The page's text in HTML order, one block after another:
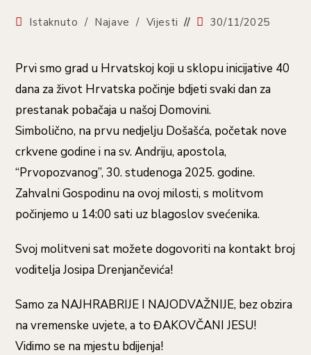
Istaknuto / Najave / Vijesti 30/11/2025
Prvi smo grad u Hrvatskoj koji u sklopu inicijative 40
dana za život Hrvatska počinje bdjeti svaki dan za
prestanak pobačaja u našoj Domovini.
Simbolično, na prvu nedjelju Došašća, početak nove
crkvene godine i na sv. Andriju, apostola,
“Prvopozvanog”, 30. studenoga 2025. godine.
Zahvalni Gospodinu na ovoj milosti, s molitvom
počinjemo u 14:00 sati uz blagoslov svećenika.
Svoj molitveni sat možete dogovoriti na kontakt broj
voditelja Josipa Drenjančevića!
Samo za NAJHRABRIJE I NAJODVAŽNIJE, bez obzira
na vremenske uvjete, a to ĐAKOVČANI JESU!
Vidimo se na mjestu bdijenja!